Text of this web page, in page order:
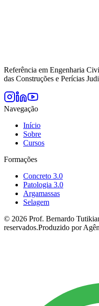
Referência em Engenharia
das Construções e Perícias
Navegação
Início
Sobre
Cursos
Formações
Concreto 3.0
Patologia 3.0
Argamassas
Selagem
© 2026 Prof. Bernardo
reservados.Produzido por